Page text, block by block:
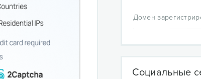
Домен
Социальные